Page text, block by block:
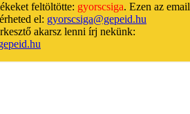
feltöltötte: gyorscsiga. Ezen az email
el: gyorscsiga@gepeid.hu
akarsz lenni írj nekünk: